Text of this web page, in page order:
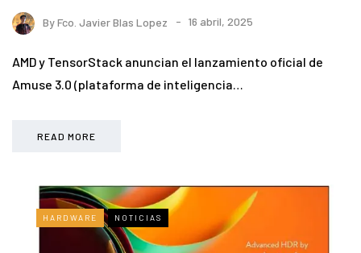
ByFco. Javier Blas Lopez 16 abril, 2025
AMD y TensorStack anuncian el lanzamiento oficial de
Amuse 3.0 (plataforma de inteligencia…
READ MORE
HARDWARE NOTICIAS